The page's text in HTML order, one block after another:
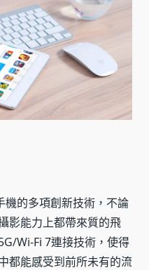
的多項創新技術，不論
影能力上都帶來質的飛
Wi-Fi 7連接技術，使得
都能感受到前所未有的流